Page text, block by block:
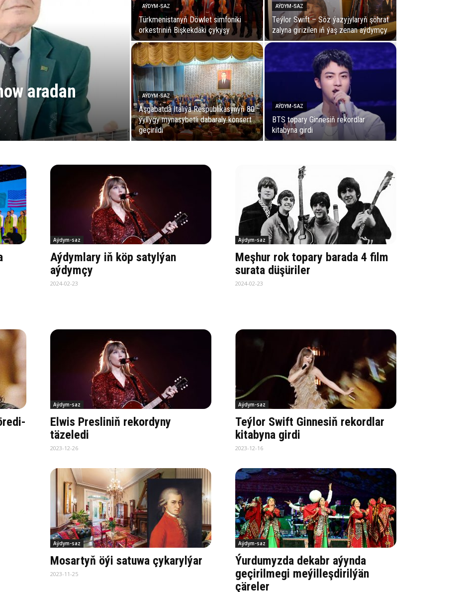
aradan
AÝDYM-SAZ
Türkmenistanyň Döwlet simfoniki
orkestriniň Bişkekdäki çykyşy
AÝDYM-SAZ
Teýlor Swift – Söz ýazyjylaryň şöhrat
zalyna girizilen iň ýaş zenan aýdymçy
AÝDYM-SAZ
Aşgabatda Italiýa Respublikasynyň 80
ýyllygy mynasybetli dabaraly konsert
geçirildi
AÝDYM-SAZ
BTS topary Ginnesiň rekordlar
kitabyna girdi
Aýdym-saz
Aýdymlary iň köp satylýan
aýdymçy
2024-02-23
Aýdym-saz
Meşhur rok topary barada 4 film
surata düşüriler
2024-02-23
Aýdym-saz
Elwis Presliniň rekordyny
täzeledi
2023-12-26
Aýdym-saz
Teýlor Swift Ginnesiň rekordlar
kitabyna girdi
2023-12-16
Aýdym-saz
Mosartyň öýi satuwa çykarylýar
2023-11-25
Aýdym-saz
Ýurdumyzda dekabr aýynda
geçirilmegi meýilleşdirilýän
çäreler